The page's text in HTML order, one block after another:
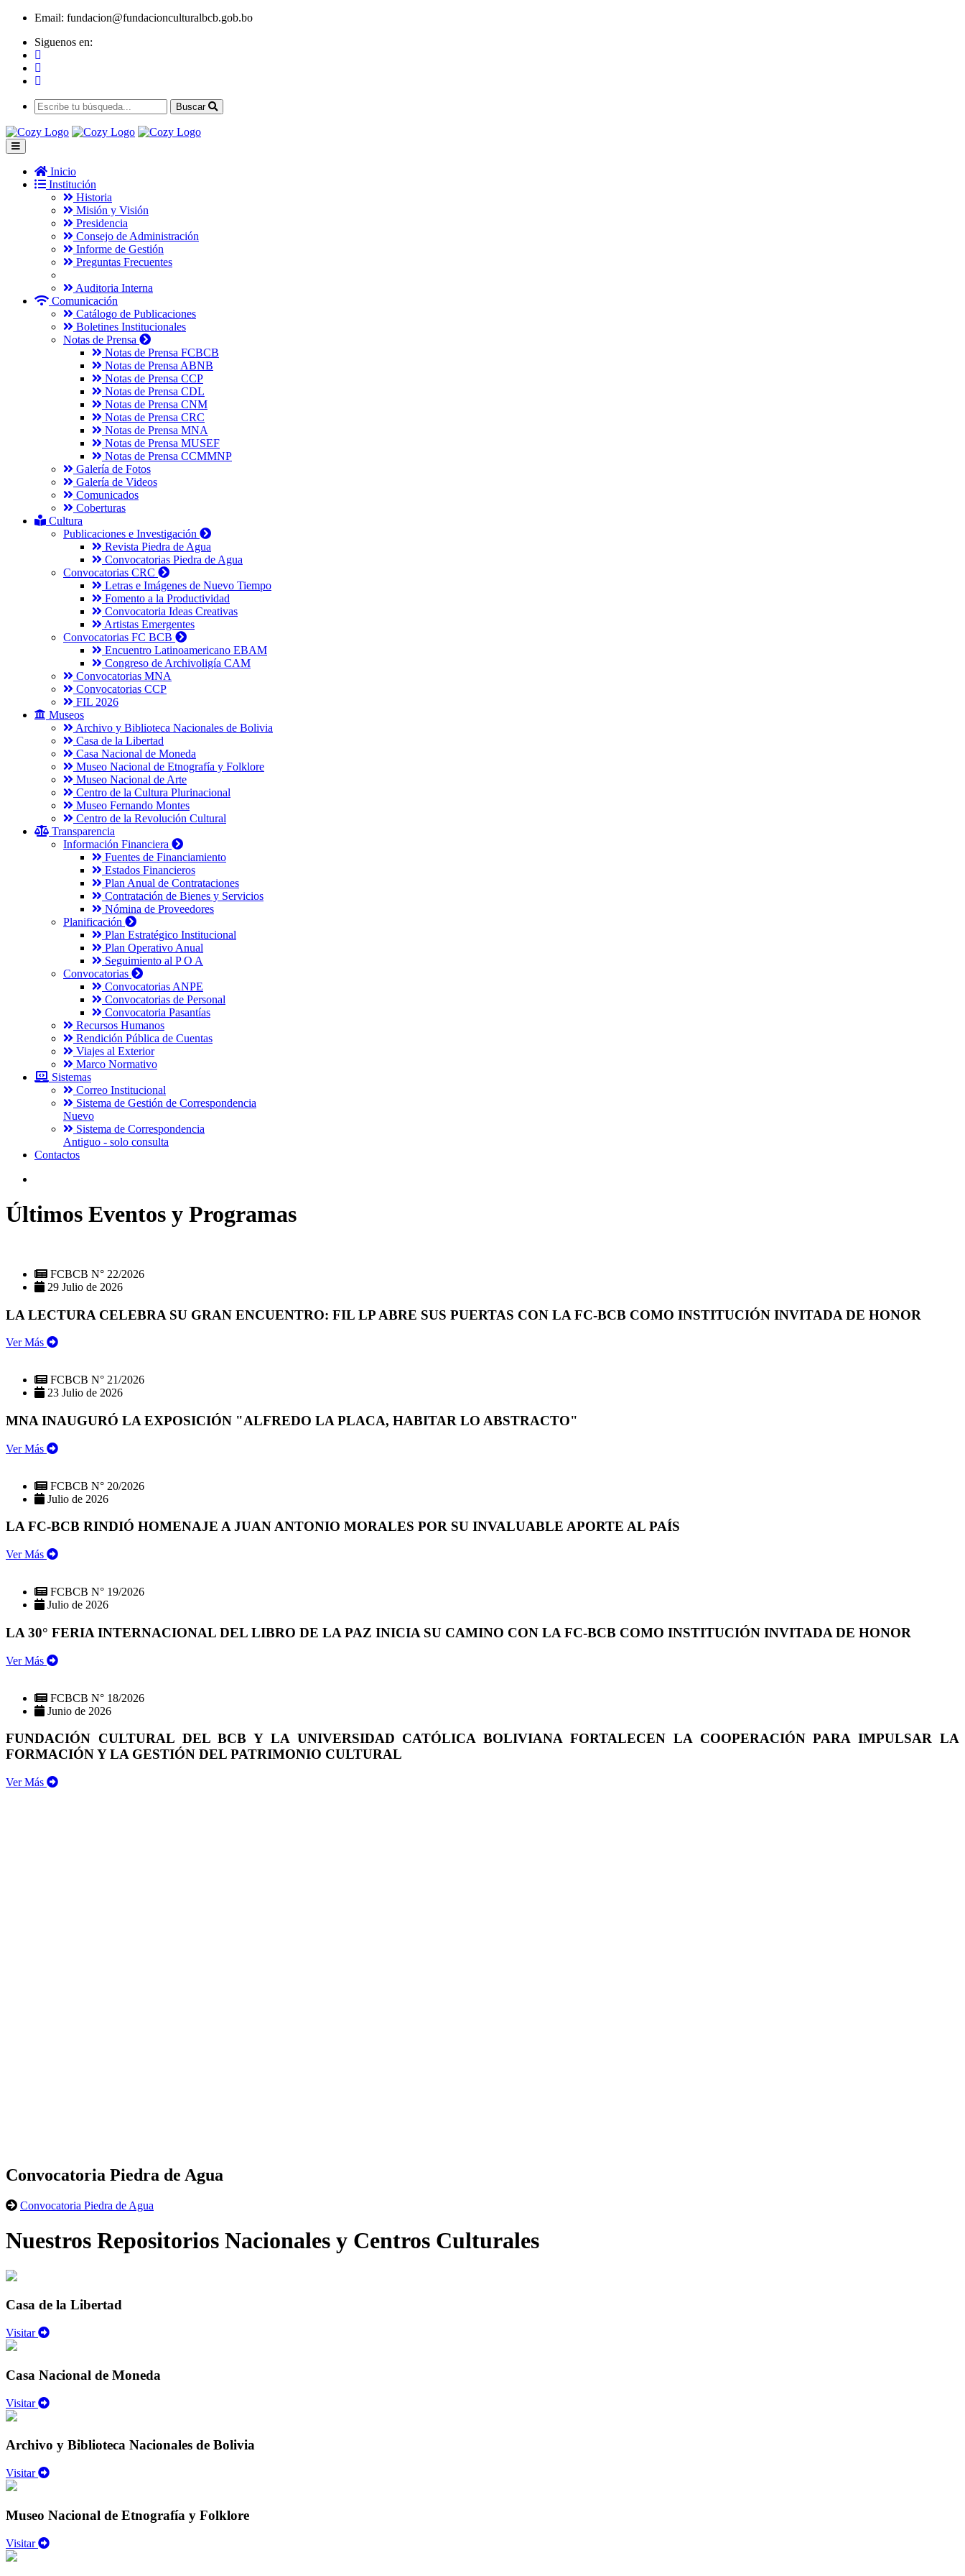
Email: fundacion@fundacionculturalbcb.gob.bo
Siguenos en:
Buscar
Inicio
Institución
Historia
Misión y Visión
Presidencia
Consejo de Administración
Informe de Gestión
Preguntas Frecuentes
Auditoria Interna
Comunicación
Catálogo de Publicaciones
Boletines Institucionales
Notas de Prensa
Notas de Prensa FCBCB
Notas de Prensa ABNB
Notas de Prensa CCP
Notas de Prensa CDL
Notas de Prensa CNM
Notas de Prensa CRC
Notas de Prensa MNA
Notas de Prensa MUSEF
Notas de Prensa CCMMNP
Galería de Fotos
Galería de Videos
Comunicados
Coberturas
Cultura
Publicaciones e Investigación
Revista Piedra de Agua
Convocatorias Piedra de Agua
Convocatorias CRC
Letras e Imágenes de Nuevo Tiempo
Fomento a la Productividad
Convocatoria Ideas Creativas
Artistas Emergentes
Convocatorias FC BCB
Encuentro Latinoamericano EBAM
Congreso de Archivoligía CAM
Convocatorias MNA
Convocatorias CCP
FIL 2026
Museos
Archivo y Biblioteca Nacionales de Bolivia
Casa de la Libertad
Casa Nacional de Moneda
Museo Nacional de Etnografía y Folklore
Museo Nacional de Arte
Centro de la Cultura Plurinacional
Museo Fernando Montes
Centro de la Revolución Cultural
Transparencia
Información Financiera
Fuentes de Financiamiento
Estados Financieros
Plan Anual de Contrataciones
Contratación de Bienes y Servicios
Nómina de Proveedores
Planificación
Plan Estratégico Institucional
Plan Operativo Anual
Seguimiento al P O A
Convocatorias
Convocatorias ANPE
Convocatorias de Personal
Convocatoria Pasantías
Recursos Humanos
Rendición Pública de Cuentas
Viajes al Exterior
Marco Normativo
Sistemas
Correo Institucional
Sistema de Gestión de Correspondencia
Nuevo
Sistema de Correspondencia
Antiguo - solo consulta
Contactos
Últimos Eventos y Programas
FCBCB N° 22/2026
29 Julio de 2026
LA LECTURA CELEBRA SU GRAN ENCUENTRO: FIL LP ABRE SUS PUERTAS CON LA FC-BCB COMO INSTITUCIÓN INVITADA DE HONOR
Ver Más
FCBCB N° 21/2026
23 Julio de 2026
MNA INAUGURÓ LA EXPOSICIÓN "ALFREDO LA PLACA, HABITAR LO ABSTRACTO"
Ver Más
FCBCB N° 20/2026
Julio de 2026
LA FC-BCB RINDIÓ HOMENAJE A JUAN ANTONIO MORALES POR SU INVALUABLE APORTE AL PAÍS
Ver Más
FCBCB N° 19/2026
Julio de 2026
LA 30° FERIA INTERNACIONAL DEL LIBRO DE LA PAZ INICIA SU CAMINO CON LA FC-BCB COMO INSTITUCIÓN INVITADA DE HONOR
Ver Más
FCBCB N° 18/2026
Junio de 2026
FUNDACIÓN CULTURAL DEL BCB Y LA UNIVERSIDAD CATÓLICA BOLIVIANA FORTALECEN LA COOPERACIÓN PARA IMPULSAR LA
FORMACIÓN Y LA GESTIÓN DEL PATRIMONIO CULTURAL
Ver Más
Convocatoria Piedra de Agua
Convocatoria Piedra de Agua
Nuestros Repositorios Nacionales y Centros Culturales
Casa de la Libertad
Visitar
Casa Nacional de Moneda
Visitar
Archivo y Biblioteca Nacionales de Bolivia
Visitar
Museo Nacional de Etnografía y Folklore
Visitar